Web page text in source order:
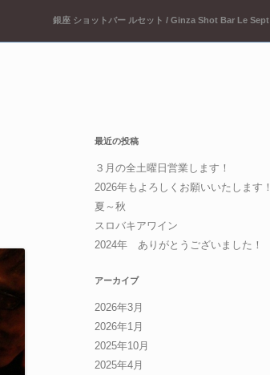
銀座 ショットバー ルセット / Ginza Shot Bar Le Sept
最近の投稿
３月の全土曜日営業します！
2026年もよろしくお願いいたします！
夏～秋
スロバキアワイン
2024年 ありがとうございました！
アーカイブ
2026年3月
2026年1月
2025年10月
2025年4月